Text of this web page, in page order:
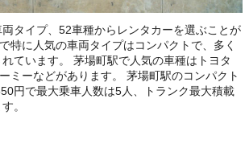
タイプ、52車種からレンタカーを選ぶことが
特に人気の車両タイプはコンパクトで、多く
ています。 茅場町駅で人気の車種はトヨタ
ミーなどがあります。 茅場町駅のコンパクト
円で最大乗車人数は5人、トランク最大積載
。